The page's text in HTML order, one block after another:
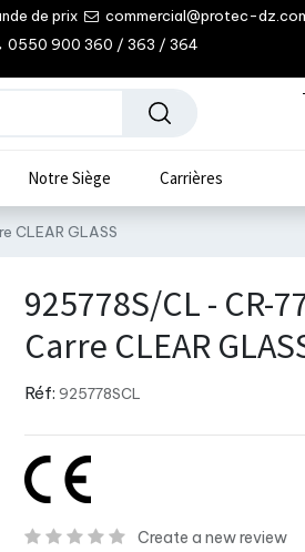
de prix
commercial@protec-
0550 900 360 / 363 / 364
Notre Siège Carrières
CLEAR GLASS
925778S/CL - CR-
Carre CLEAR
Réf: 925778SCL
Create a new review